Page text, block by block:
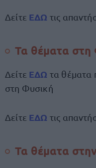
Δείτε ΕΔΩ τις
Τα θέματα στη
Δείτε ΕΔΩ τα θέματα
στη Φυσική
Δείτε ΕΔΩ τις
Τα θέματα